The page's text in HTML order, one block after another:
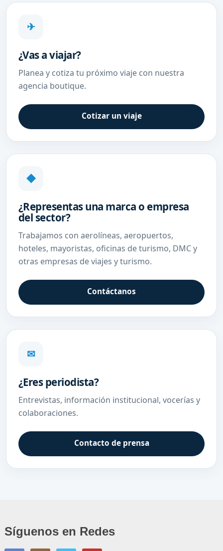
✈
¿Vas a viajar?
Planea y cotiza tu próximo viaje con nuestra
agencia boutique.
Cotizar un viaje
◆
¿Representas una marca o empresa
del sector?
Trabajamos con aerolíneas, aeropuertos,
hoteles, mayoristas, oficinas de turismo, DMC y
otras empresas de viajes y turismo.
Contáctanos
✉
¿Eres periodista?
Entrevistas, información institucional, vocerías y
colaboraciones.
Contacto de prensa
Síguenos en Redes